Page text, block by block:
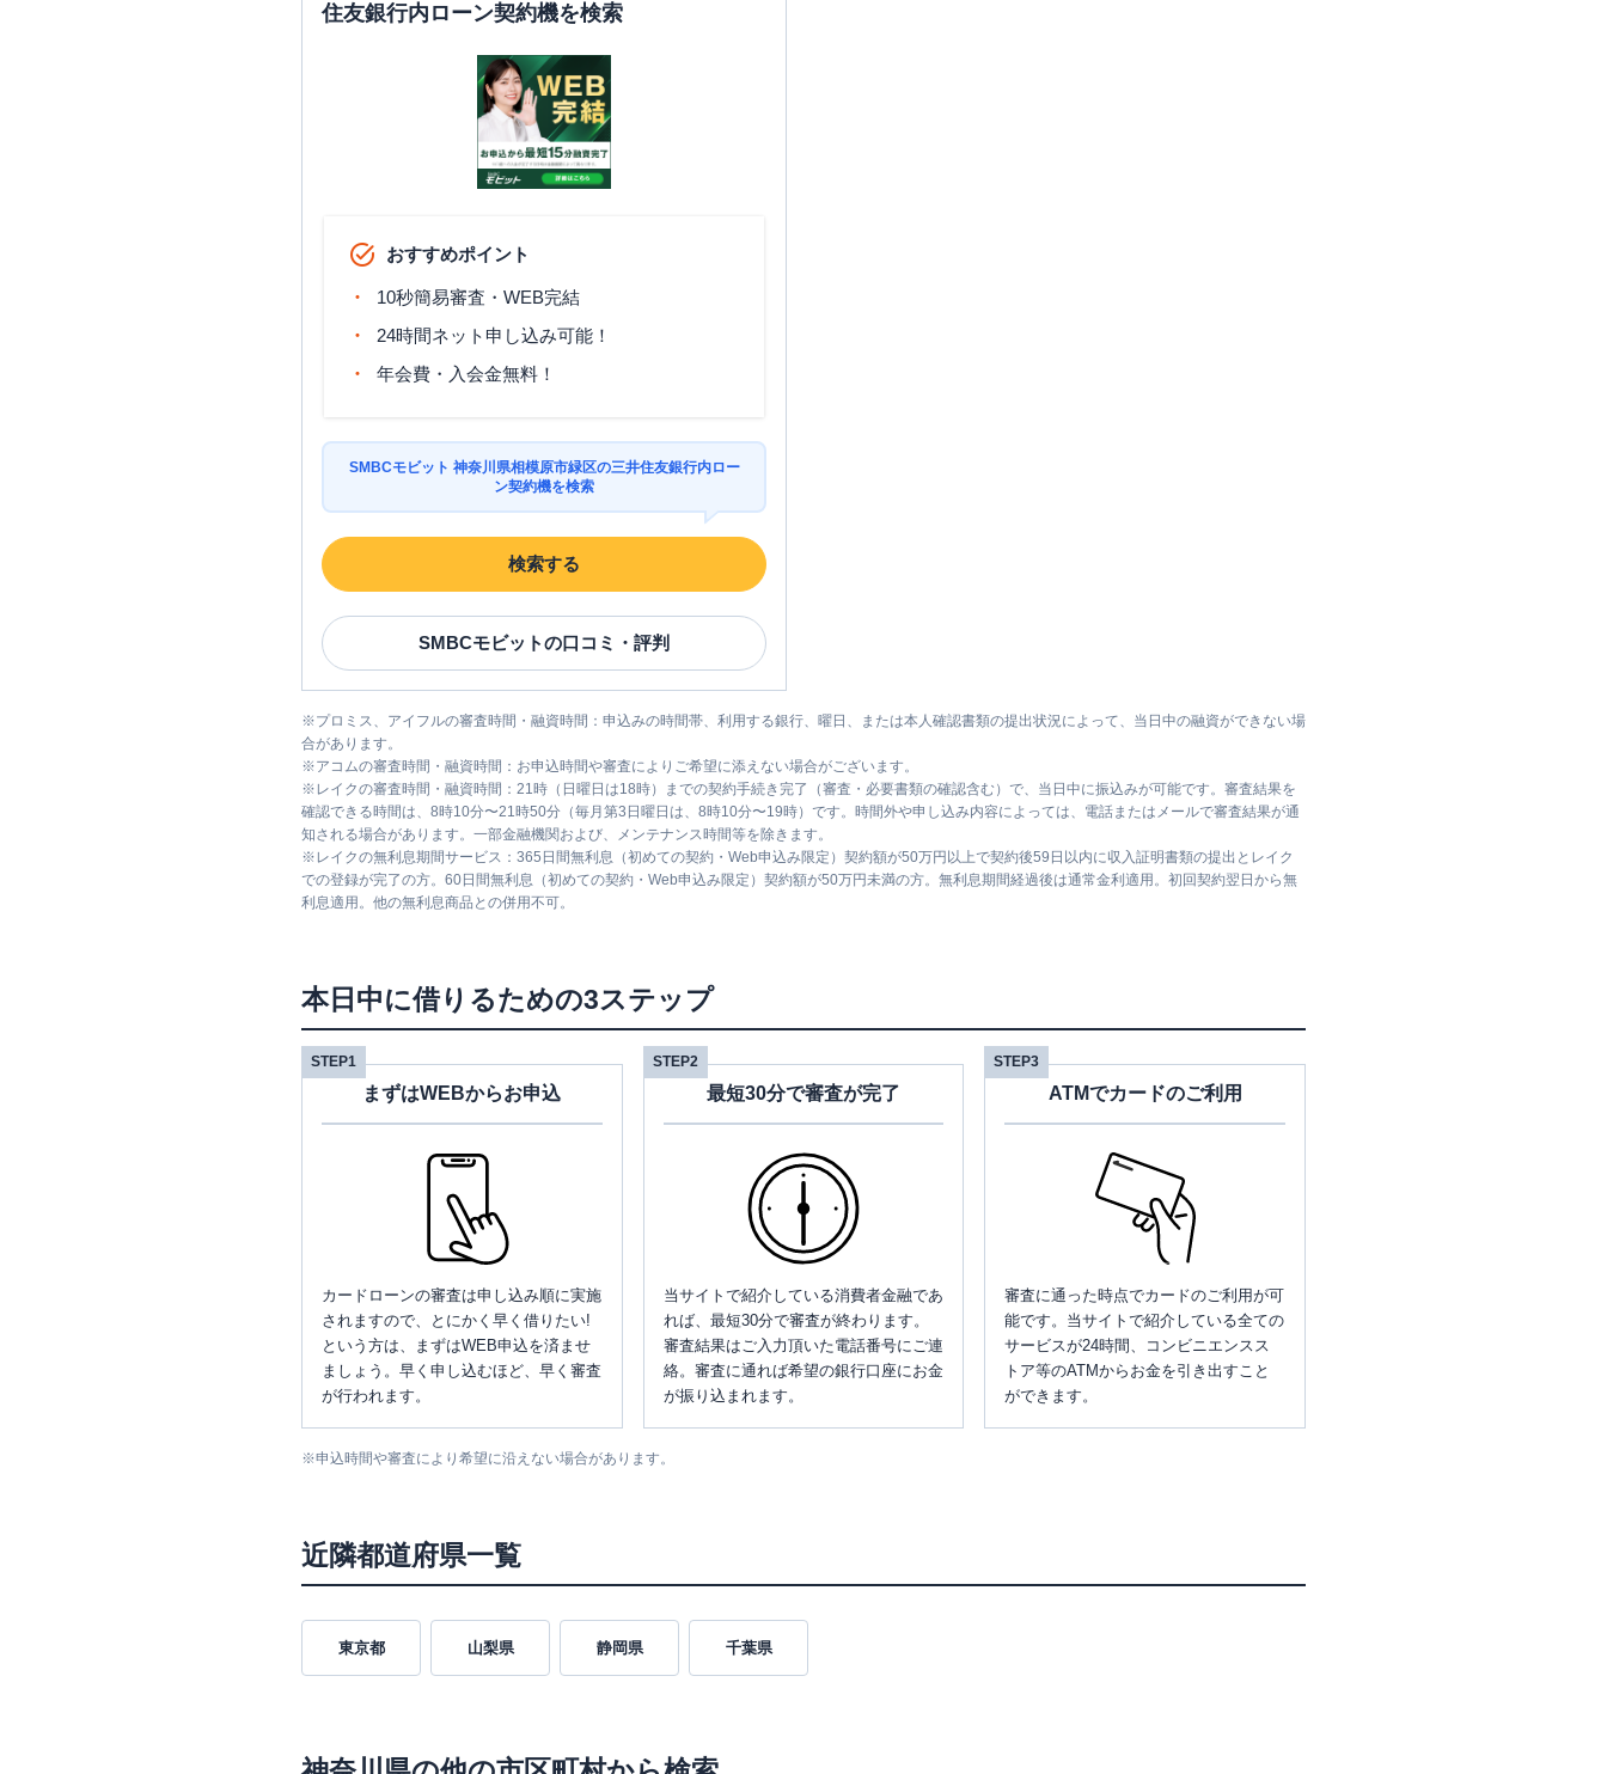
住友銀行内ローン契約機を検索
おすすめポイント
10秒簡易審査・WEB完結
24時間ネット申し込み可能！
年会費・入会金無料！
SMBCモビット 神奈川県相模原市緑区の三井住友銀行内ロー
ン契約機を検索
検索する
SMBCモビットの口コミ・評判
※プロミス、アイフルの審査時間・融資時間：申込みの時間帯、利用する銀行、曜日、または本人確認書類の提出状況によって、当日中の融資ができない場
合があります。
※アコムの審査時間・融資時間：お申込時間や審査によりご希望に添えない場合がございます。
※ レイクの審査時間・融資時間：21時（日曜日は18時）までの契約手続き完了（審査・必要書類の確認含む）で、当日中に振込みが可能です。審査結果を
確認できる時間は、8時10分〜21時50分（毎月第3日曜日は、8時10分〜19時）です。時間外や申し込み内容によっては、電話またはメールで審査結果が通
知される場合があります。一部金融機関および、メンテナンス時間等を除きます。
※ レイクの無利息期間サービス：365日間無利息（初めての契約・Web申込み限定）契約額が50万円以上で契約後59日以内に収入証明書類の提出とレイク
での登録が完了の方。60日間無利息（初めての契約・Web申込み限定）契約額が50万円未満の方。無利息期間経過後は通常金利適用。初回契約翌日から無
利息適用。他の無利息商品との併用不可。
本日中に借りるための3ステップ
STEP1
まずはWEBからお申込
カードローンの審査は申し込み順に実施
されますので、とにかく早く借りたい!
という方は、まずはWEB申込を済ませ
ましょう。早く申し込むほど、早く審査
が行われます。
STEP2
最短30分で審査が完了
当サイトで紹介している消費者金融であ
れば、最短30分で審査が終わります。
審査結果はご入力頂いた電話番号にご連
絡。審査に通れば希望の銀行口座にお金
が振り込まれます。
STEP3
ATMでカードのご利用
審査に通った時点でカードのご利用が可
能です。当サイトで紹介している全ての
サービスが24時間、コンビニエンスス
トア等のATMからお金を引き出すこと
ができます。
※申込時間や審査により希望に沿えない場合があります。
近隣都道府県一覧
東京都 山梨県 静岡県 千葉県